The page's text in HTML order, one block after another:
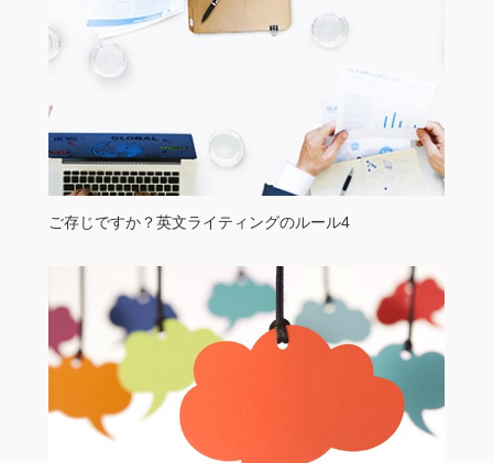
ご存じですか？英文ライティングのルール4